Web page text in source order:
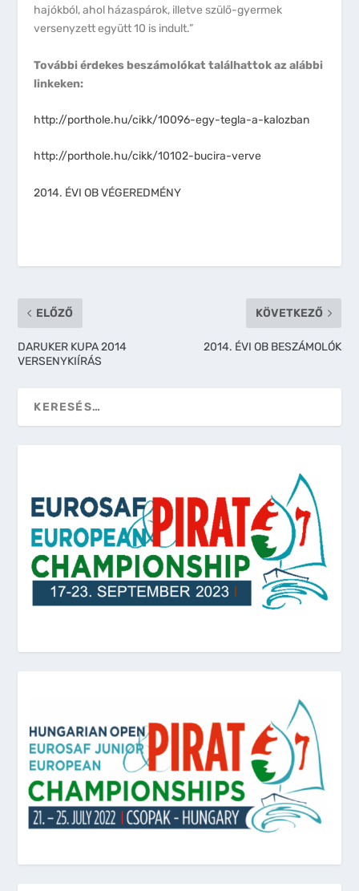
hajókból, ahol házaspárok, illetve szülő-gyermek
versenyzett együtt 10 is indult.”
További érdekes beszámolókat találhattok az alábbi
linkeken:
http://porthole.hu/cikk/10096-egy-tegla-a-kalozban
http://porthole.hu/cikk/10102-bucira-verve
2014. ÉVI OB VÉGEREDMÉNY
ELŐZŐ
DARUKER KUPA 2014
VERSENYKIÍRÁS
KÖVETKEZŐ
2014. ÉVI OB BESZÁMOLÓK